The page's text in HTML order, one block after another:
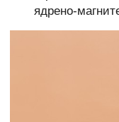
ядрено-